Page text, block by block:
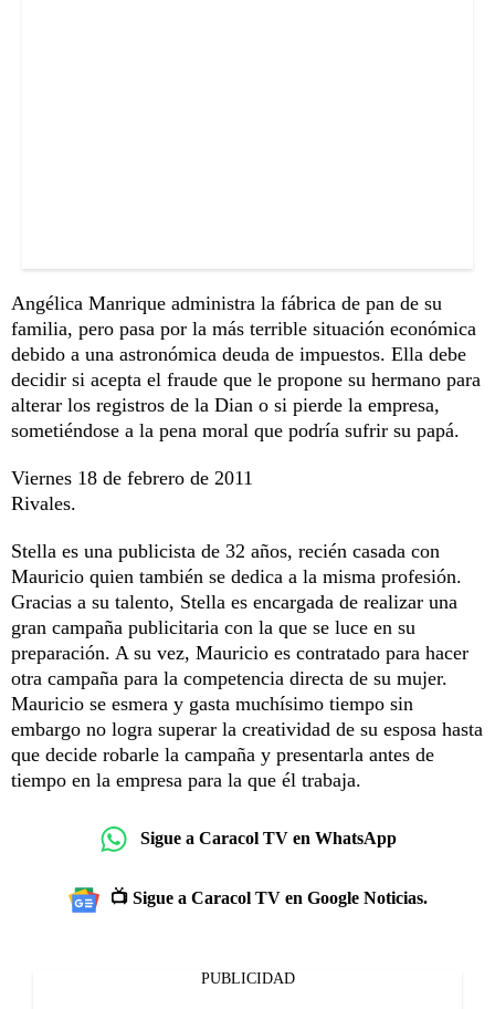
Angélica Manrique administra la fábrica de pan de su
familia, pero pasa por la más terrible situación económica
debido a una astronómica deuda de impuestos. Ella debe
decidir si acepta el fraude que le propone su hermano para
alterar los registros de la Dian o si pierde la empresa,
sometiéndose a la pena moral que podría sufrir su papá.
Viernes 18 de febrero de 2011
Rivales.
Stella es una publicista de 32 años, recién casada con
Mauricio quien también se dedica a la misma profesión.
Gracias a su talento, Stella es encargada de realizar una
gran campaña publicitaria con la que se luce en su
preparación. A su vez, Mauricio es contratado para hacer
otra campaña para la competencia directa de su mujer.
Mauricio se esmera y gasta muchísimo tiempo sin
embargo no logra superar la creatividad de su esposa hasta
que decide robarle la campaña y presentarla antes de
tiempo en la empresa para la que él trabaja.
Sigue a Caracol TV en WhatsApp
📺 Sigue a Caracol TV en Google Noticias.
PUBLICIDAD